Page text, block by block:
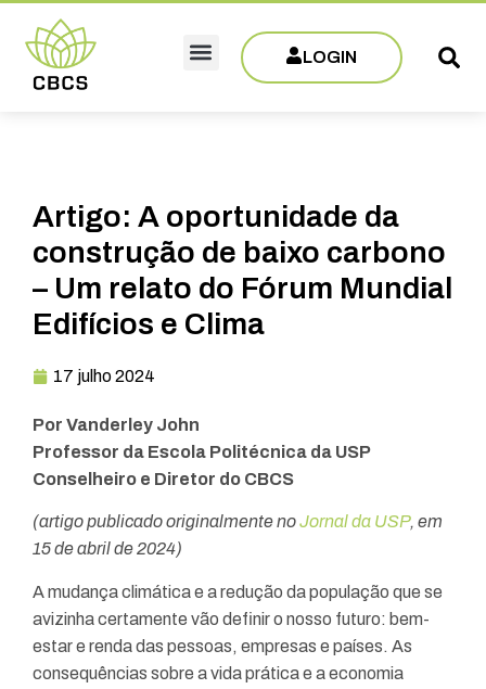
LOGIN
Artigo: A oportunidade da
construção de baixo carbono
– Um relato do Fórum Mundial
Edifícios e Clima
17 julho 2024
Por Vanderley John
Professor da Escola Politécnica da USP
Conselheiro e Diretor do CBCS
(artigo publicado originalmente noJornal da USP, em
15 de abril de 2024)
A mudança climática e a redução da população que se
avizinha certamente vão definir o nosso futuro: bem-
estar e renda das pessoas, empresas e países. As
consequências sobre a vida prática e a economia